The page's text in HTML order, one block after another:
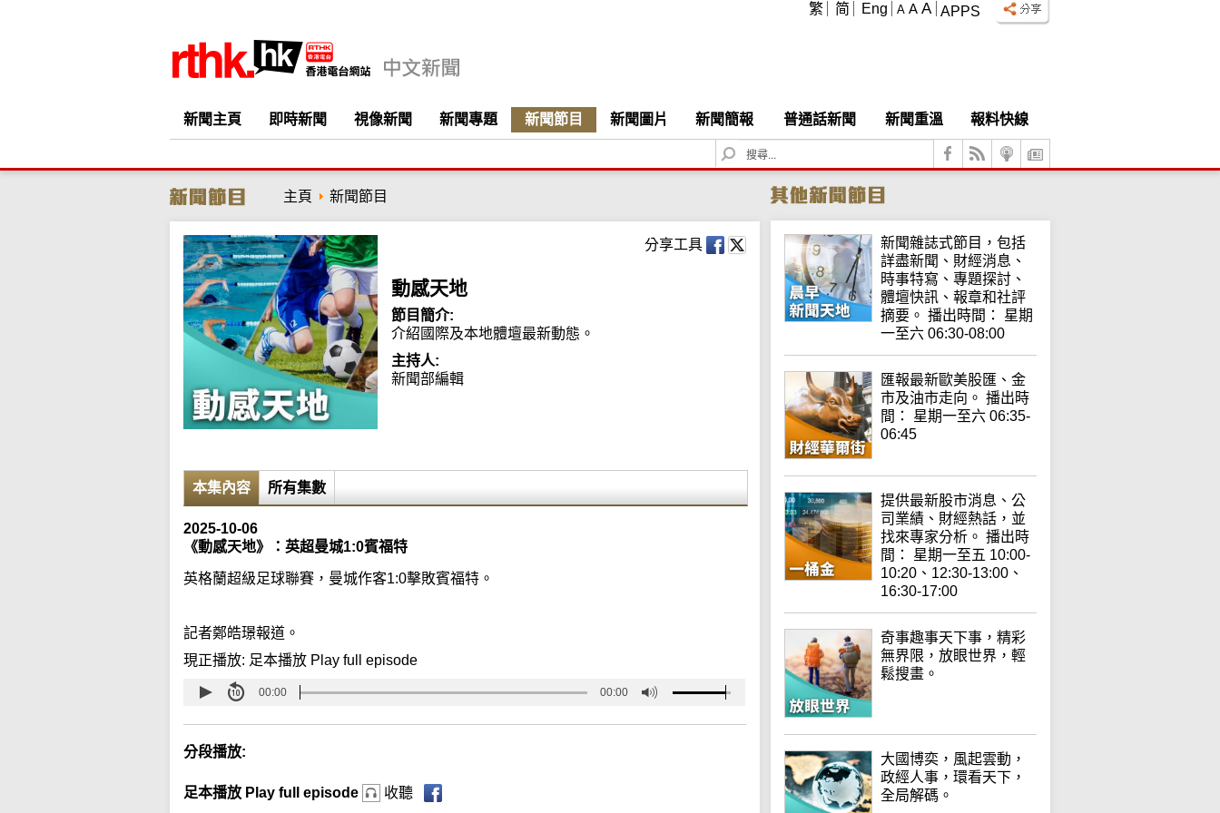
APPS
A A A
繁 简 Eng
新聞主頁 即時新聞 視像新聞 新聞專題 新聞節目 新聞圖片 新聞簡報 普通話新聞 新聞重溫
報料快線
S
e
c
h
主頁 新聞節目
分享工具
動感天地
節目簡介:
介紹國際及本地體壇最新動態。
主持人:
新聞部編輯
本集內容 所有集數
2025-10-06
《動感天地》：英超曼城1:0賓福特
英格蘭超級足球聯賽，曼城作客1:0擊敗賓福特。
記者鄭皓璟報道。
現正播放: 足本播放 Play full episode
00:00 00:00
分段播放:
足本播放 Play full episode 收聽
新聞雜誌式節目，包括
詳盡新聞、財經消息、
時事特寫、專題探討、
體壇快訊、報章和社評
摘要。 播出時間： 星期
一至六 06:30-08:00
匯報最新歐美股匯、金
市及油市走向。 播出時
間： 星期一至六 06:35-
06:45
提供最新股市消息、公
司業績、財經熱話，並
找來專家分析。 播出時
間： 星期一至五 10:00-
10:20、12:30-13:00、
16:30-17:00
奇事趣事天下事，精彩
無界限，放眼世界，輕
鬆搜畫。
大國博奕，風起雲動，
政經人事，環看天下，
全局解碼。